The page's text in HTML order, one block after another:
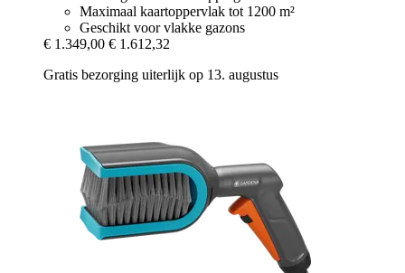
Maximaal kaartoppervlak tot 1200 m²
Geschikt voor vlakke gazons
€ 1.349,00 € 1.612,32
Gratis bezorging uiterlijk op 13. augustus